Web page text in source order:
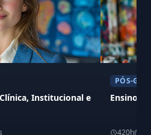
Institucional e
PÓS-
Ensino
420h